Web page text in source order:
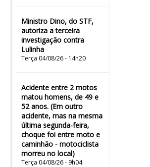
Ministro Dino, do STF,
autoriza a terceira
investigação contra
Lulinha
Terça 04/08/26 - 14h20
Acidente entre 2 motos
matou homens, de 49 e
52 anos. (Em outro
acidente, mas na mesma
última segunda-feira,
choque foi entre moto e
caminhão - motociclista
morreu no local)
Terça 04/08/26 - 9h04